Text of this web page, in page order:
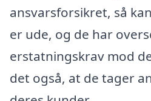
ansvarsforsikret, så
er ude, og de har
erstatningskrav mod
det også, at de tager